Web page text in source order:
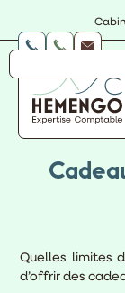
Quelles limites
d’offrir des